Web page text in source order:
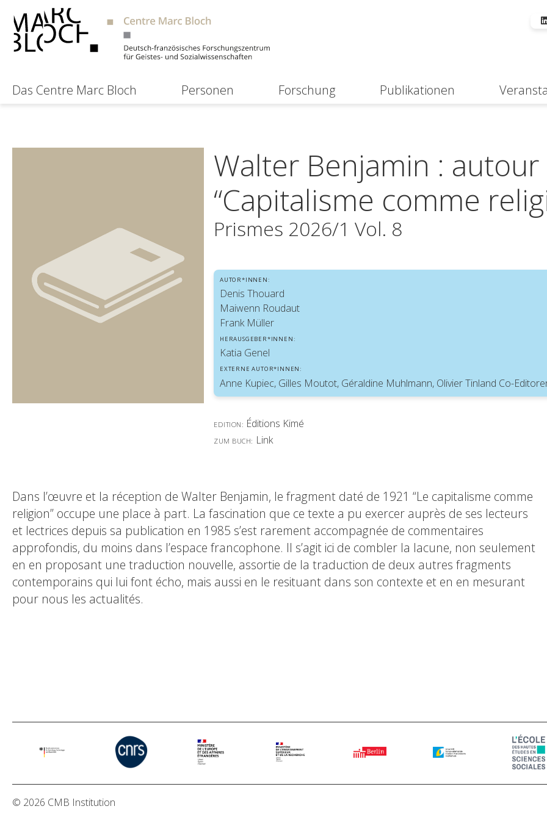
Das Centre Marc Bloch Personen Forschung Publikationen
Walter Benjamin :
“Capitalisme comme
Prismes 2026/1 Vol. 8
AUTOR*INNEN:
Denis Thouard
Maiwenn Roudaut
Frank Müller
HERAUSGEBER*INNEN:
Katia Genel
EXTERNE AUTOR*INNEN:
Anne Kupiec, Gilles Moutot, Géraldine Muhlmann, Olivier Tinland Co-
EDITION: Éditions Kimé
ZUM BUCH: Link
Dans l’œuvre et la réception de Walter Benjamin, le fragment daté de 1921 “Le capitalisme comme
religion” occupe une place à part. La fascination que ce texte a pu exercer auprès de ses lecteurs
et lectrices depuis sa publication en 1985 s’est rarement accompagnée de commentaires
approfondis, du moins dans l’espace francophone. Il s’agit ici de combler la lacune, non seulement
en en proposant une traduction nouvelle, assortie de la traduction de deux autres fragments
contemporains qui lui font écho, mais aussi en le resituant dans son contexte et en en mesurant
pour nous les actualités.
© 2026 CMB Institution